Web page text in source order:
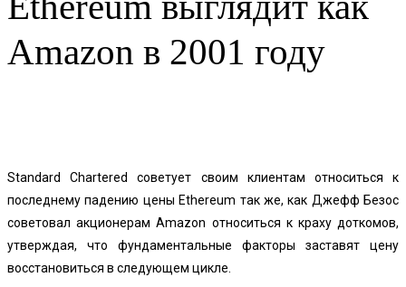
Amazon в 2001 году
Standard Chartered советует своим клиентам относиться к
последнему падению цены Ethereum так же, как Джефф Безос
советовал акционерам Amazon относиться к краху доткомов,
утверждая, что фундаментальные факторы заставят цену
восстановиться в следующем цикле.